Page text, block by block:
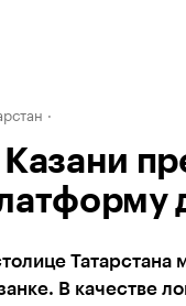
Казани
Татарстана
В качестве